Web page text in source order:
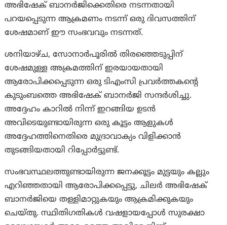
അഭിഷേക് ബാനർജിക്കെതിരെ നടന്നതായി
പറയപ്പെടുന്ന ആക്രമണം നടന്ന് ഒരു ദിവസത്തിന്
ശേഷമാണ് ഈ സംഭവവും നടന്നത്.
ശനിയാഴ്ച, സോനാർപൂരിൽ തിരഞ്ഞെടുപ്പിന്
ശേഷമുള്ള അക്രമത്തിന് ഇരയായതായി
ആരോപിക്കപ്പെടുന്ന ഒരു ടിഎംസി പ്രവർത്തകന്റെ
കുടുംബത്തെ അഭിഷേക് ബാനർജി സന്ദർശിച്ചു.
അദ്ദേഹം കാറിൽ നിന്ന് ഇറങ്ങിയ ഉടൻ
അവിടെയുണ്ടായിരുന്ന ഒരു കൂട്ടം ആളുകൾ
അദ്ദേഹത്തിനെതിരെ മുദ്രാവാക്യം വിളിക്കാൻ
തുടങ്ങിയതായി റിപ്പോർട്ടുണ്ട്.
സംഭവസ്ഥലത്തുണ്ടായിരുന്ന ജനക്കൂട്ടം മുട്ടയും കല്ലും
എറിഞ്ഞതായി ആരോപിക്കപ്പെട്ടു, ചിലർ അഭിഷേക്
ബാനർജിയെ തള്ളിമാറ്റുകയും ആക്രമിക്കുകയും
ചെയ്തു. സ്ഥിതിഗതികൾ വഷളായപ്പോൾ സുരക്ഷാ